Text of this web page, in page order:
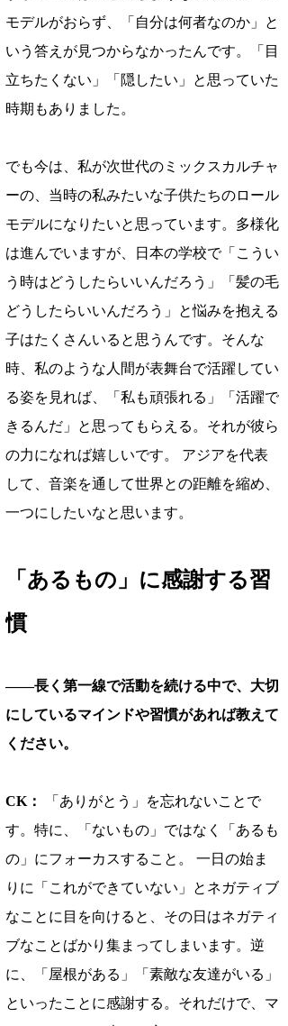
モデルがおらず、「自分は何者なのか」と
いう答えが見つからなかったんです。「目
立ちたくない」「隠したい」と思っていた
時期もありました。
でも今は、私が次世代のミックスカルチャ
ーの、当時の私みたいな子供たちのロール
モデルになりたいと思っています。多様化
は進んでいますが、日本の学校で「こうい
う時はどうしたらいいんだろう」「髪の毛
どうしたらいいんだろう」と悩みを抱える
子はたくさんいると思うんです。そんな
時、私のような人間が表舞台で活躍してい
る姿を見れば、「私も頑張れる」「活躍で
きるんだ」と思ってもらえる。それが彼ら
の力になれば嬉しいです。 アジアを代表
して、音楽を通して世界との距離を縮め、
一つにしたいなと思います。
「あるもの」に感謝する習
慣
――長く第一線で活動を続ける中で、大切
にしているマインドや習慣があれば教えて
ください。
CK：
「ありがとう」を忘れないことで
す。特に、「ないもの」ではなく「あるも
の」にフォーカスすること。 一日の始ま
りに「これができていない」とネガティブ
なことに目を向けると、その日はネガティ
ブなことばかり集まってしまいます。逆
に、「屋根がある」「素敵な友達がいる」
といったことに感謝する。それだけで、マ